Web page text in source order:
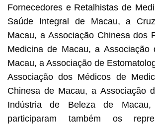
Fornecedores e Retalhistas de
Saúde Integral de Macau, a
Macau, a Associação Chinesa dos
Medicina de Macau, a Associação
Macau, a Associação de
Associação dos Médicos de
Chinesa de Macau, a Associação
Indústria de Beleza de Macau,
participaram também os